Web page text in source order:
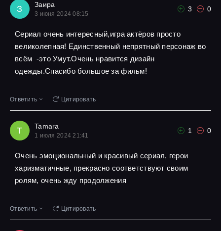
З Заира
3 июня 2024 08:15
3 0
Сериал очень интересный,игра актёров просто
великолепная! Единственный непрятный персонаж во
всём -это Умут.Очень нравится дизайн
одежды.Спасибо большое за фильм!
Ответить Цитировать
T Tamara
1 июля 2024 21:41
1 0
Очень эмоциональный и красивый сериал, герои
харизматичные, прекрасно соответствуют своим
ролям, очень жду продолжения
Ответить Цитировать